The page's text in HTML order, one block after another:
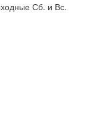
Сб. и Вс.